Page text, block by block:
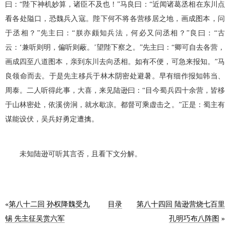
曰：“陛下神机妙算，诸臣不及也！”马良曰：“近闻诸葛丞相在东川点
看各处隘口，恐魏兵入寇。陛下何不将各营移居之地，画成图本，问
于丞相？”先主曰：“朕亦颇知兵法，何必又问丞相？”良曰：“古
云：‘兼听则明，偏听则蔽。’望陛下察之。”先主曰：“卿可自去各营，
画成四至八道图本，亲到东川去向丞相。如有不便，可急来报知。”马
良领命而去。于是先主移兵于林木阴密处避暑。早有细作报知韩当、
周泰。二人听得此事，大喜，来见陆逊曰：“目今蜀兵四十余营，皆移
于山林密处，依溪傍涧，就水歇凉。都督可乘虚击之。”正是：蜀主有
谋能设伏，吴兵好勇定遭擒。
未知陆逊可听其言否，且看下文分解。
«第八十二回 孙权降魏受九
锡 先主征吴赏六军
目录
第八十四回 陆逊营烧七百里
孔明巧布八阵图 »